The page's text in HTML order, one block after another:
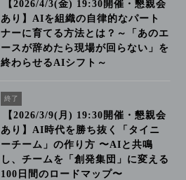
【2026/4/3(金) 19:30開催・懇親会
あり】AIを組織の自律的なパート
ナーに育てる方法とは？～「あのエ
ースが辞めたら現場が回らない」を
終わらせるAIシフト～
終了
【2026/3/9(月) 19:30開催・懇親会
あり】AI時代を勝ち抜く「タイニ
ーチーム」の作り方 〜AIと共鳴
し、チームを「創発集団」に変える
100日間のロードマップ〜